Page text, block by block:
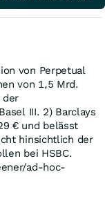
von Perpetual
von 1,5 Mrd.
der
III. 2) Barclays
€ und belässt
hinsichtlich der
bei HSBC.
ad-hoc-